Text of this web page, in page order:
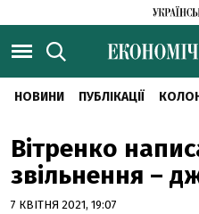
НОВИНИ ПУБЛІКАЦІЇ
Вітренко
звільнення –
7 КВІТНЯ 2021, 19:07